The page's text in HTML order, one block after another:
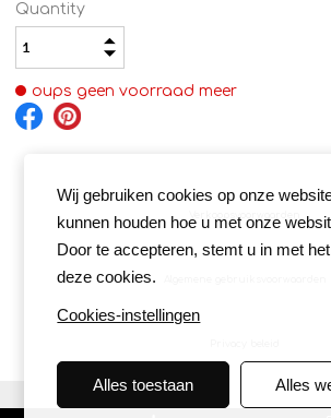
Quantity
oups geen voorraad meer
Verkoopsvoorwaarden
Wij gebruiken cookies op onze
kunnen houden hoe u met onze
Door te accepteren, stemt u in met
deze cookies.
Cookies-instellingen
Alles toestaan Alles